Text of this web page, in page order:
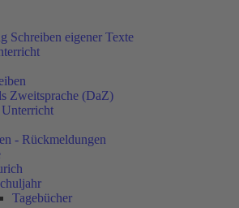
Schreiben eigener Texte
Zweitsprache (DaZ)
- Rückmeldungen
Tagebücher